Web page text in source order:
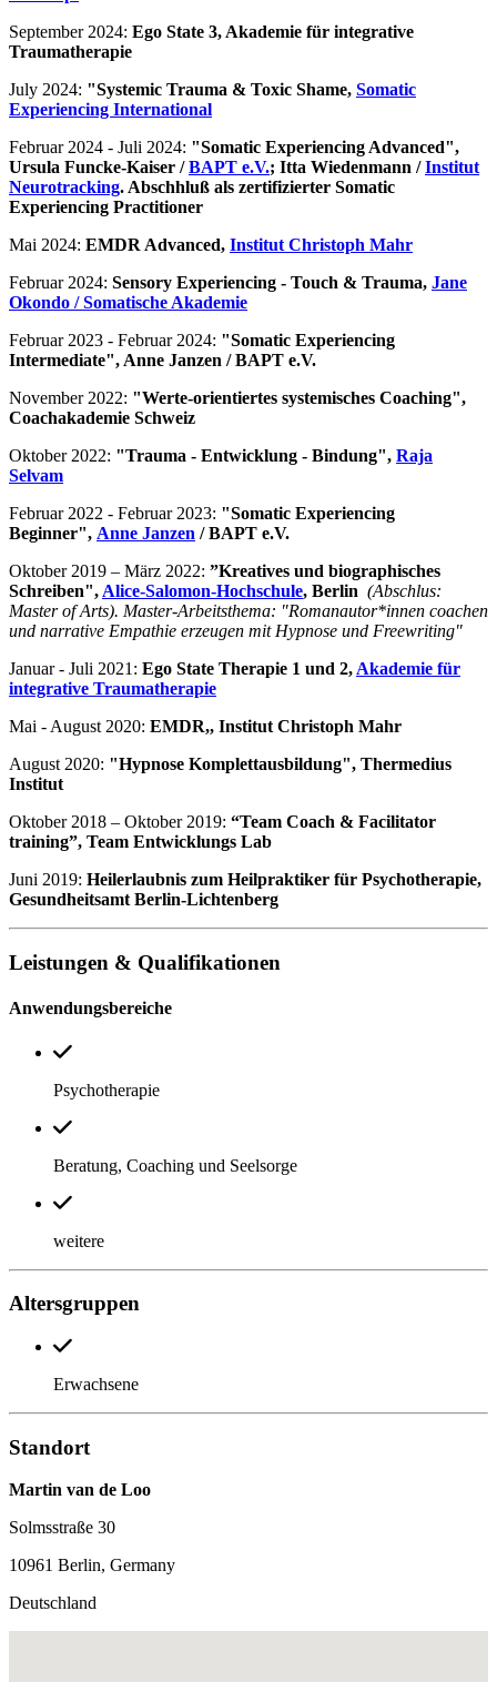
September 2024: Ego State 3, Akademie für integrative
Traumatherapie
July 2024: "Systemic Trauma & Toxic Shame, Somatic
Experiencing International
Februar 2024 - Juli 2024: "Somatic Experiencing Advanced",
Ursula Funcke-Kaiser /BAPT e.V.; Itta Wiedenmann /Institut
Neurotracking. Abschhluß als zertifizierter Somatic
Experiencing Practitioner
Mai 2024: EMDR Advanced, Institut Christoph Mahr
Februar 2024: Sensory Experiencing - Touch & Trauma, Jane
Okondo / Somatische Akademie
Februar 2023 - Februar 2024: "Somatic Experiencing
Intermediate", Anne Janzen / BAPT e.V.
November 2022: "Werte-orientiertes systemisches Coaching",
Coachakademie Schweiz
Oktober 2022: "Trauma - Entwicklung - Bindung", Raja
Selvam
Februar 2022 - Februar 2023: "Somatic Experiencing
Beginner", Anne Janzen / BAPT e.V.
Oktober 2019 – März 2022: ”Kreatives und biographisches
Schreiben", Alice-Salomon-Hochschule, Berlin (Abschlus:
Master of Arts). Master-Arbeitsthema: "Romanautor*innen coachen
und narrative Empathie erzeugen mit Hypnose und Freewriting"
Januar - Juli 2021: Ego State Therapie 1 und 2, Akademie für
integrative Traumatherapie
Mai - August 2020: EMDR,, Institut Christoph Mahr
August 2020: "Hypnose Komplettausbildung", Thermedius
Institut
Oktober 2018 – Oktober 2019: “Team Coach & Facilitator
training”, Team Entwicklungs Lab
Juni 2019: Heilerlaubnis zum Heilpraktiker für Psychotherapie,
Gesundheitsamt Berlin-Lichtenberg
Leistungen & Qualifikationen
Anwendungsbereiche
Psychotherapie
Beratung, Coaching und Seelsorge
weitere
Altersgruppen
Erwachsene
Standort
Martin van de Loo
Solmsstraße 30
10961 Berlin, Germany
Deutschland